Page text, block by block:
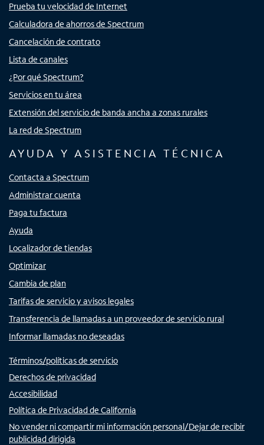
Prueba tu velocidad de Internet
Calculadora de ahorros de Spectrum
Cancelación de contrato
Lista de canales
¿Por qué Spectrum?
Servicios en tu área
Extensión del servicio de banda ancha a zonas rurales
La red de Spectrum
AYUDA Y ASISTENCIA TÉCNICA
Contacta a Spectrum
Administrar cuenta
Paga tu factura
Ayuda
Localizador de tiendas
Optimizar
Cambia de plan
Tarifas de servicio y avisos legales
Transferencia de llamadas a un proveedor de servicio rural
Informar llamadas no deseadas
Términos/políticas de servicio
Derechos de privacidad
Accesibilidad
Política de Privacidad de California
No vender ni compartir mi información personal/Dejar de recibir
publicidad dirigida